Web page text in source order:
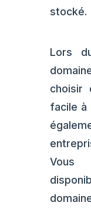
stocké.
Lors
choisir
facile à
Vous